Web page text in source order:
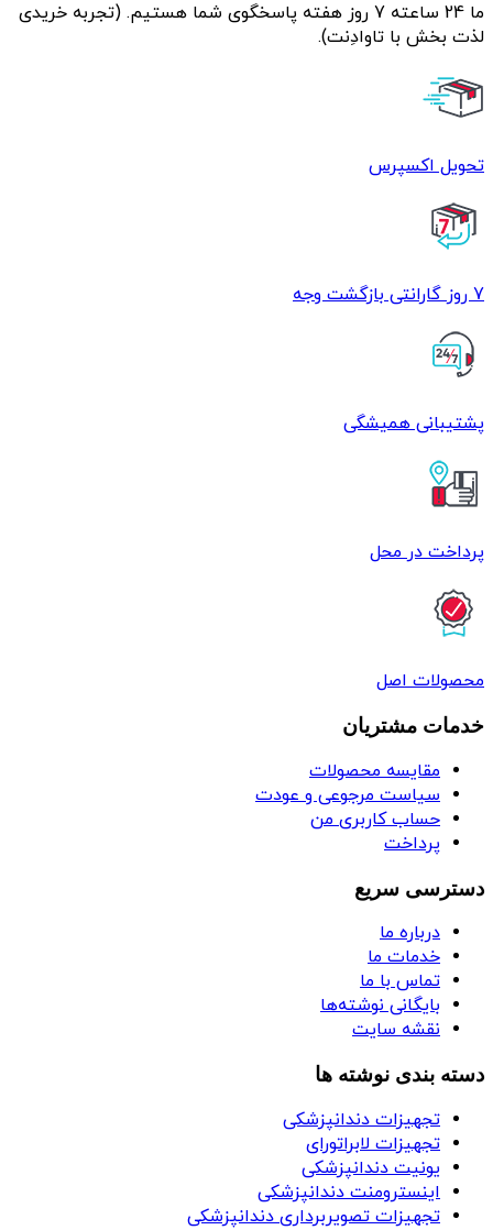
ما 24 ساعته 7 روز هفته پاسخگوی شما هستیم. (تجربه خریدی
لذت بخش با تاوادِنت).
تحویل اکسپرس
7 روز گارانتی بازگشت وجه
پشتیبانی همیشگی
پرداخت در محل
محصولات اصل
خدمات مشتریان
مقایسه محصولات
سیاست مرجوعی و عودت
حساب کاربری من
پرداخت
دسترسی سریع
درباره ما
خدمات ما
تماس با ما
بایگانی نوشته‌ها
نقشه سایت
دسته بندی نوشته ها
تجهیزات دندانپزشکی
تجهیزات لابراتورای
یونیت دندانپزشکی
اینسترومنت دندانپزشکی
تجهیزات تصویربرداری دندانپزشکی